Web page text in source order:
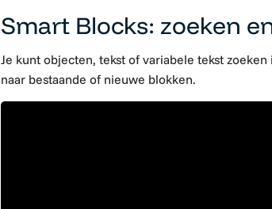
Smart Blocks: zoeken
Je kunt objecten, tekst of variabele tekst
naar bestaande of nieuwe blokken.